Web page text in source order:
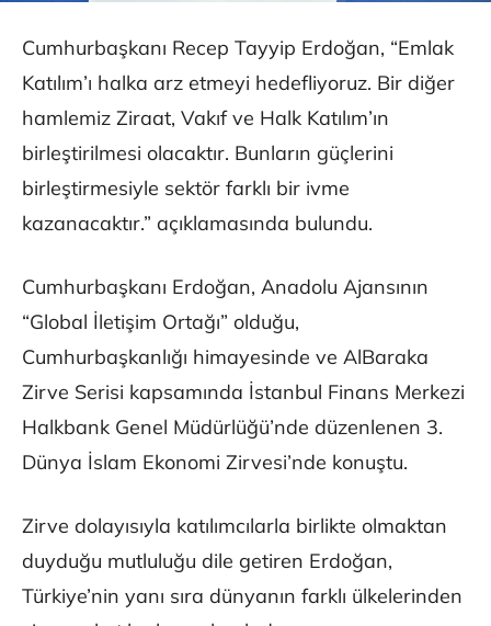
Cumhurbaşkanı Recep Tayyip Erdoğan, “Emlak
Katılım’ı halka arz etmeyi hedefliyoruz. Bir diğer
hamlemiz Ziraat, Vakıf ve Halk Katılım’ın
birleştirilmesi olacaktır. Bunların güçlerini
birleştirmesiyle sektör farklı bir ivme
kazanacaktır.” açıklamasında bulundu.
Cumhurbaşkanı Erdoğan, Anadolu Ajansının
“Global İletişim Ortağı” olduğu,
Cumhurbaşkanlığı himayesinde ve AlBaraka
Zirve Serisi kapsamında İstanbul Finans Merkezi
Halkbank Genel Müdürlüğü’nde düzenlenen 3.
Dünya İslam Ekonomi Zirvesi’nde konuştu.
Zirve dolayısıyla katılımcılarla birlikte olmaktan
duyduğu mutluluğu dile getiren Erdoğan,
Türkiye’nin yanı sıra dünyanın farklı ülkelerinden